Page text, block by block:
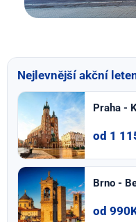
Nejlevnější akční
Praha -
od 1
Brno -
od